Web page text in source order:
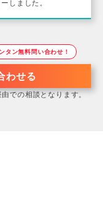
しました。
タン無料問い合わせ！
わせる
での相談となります。